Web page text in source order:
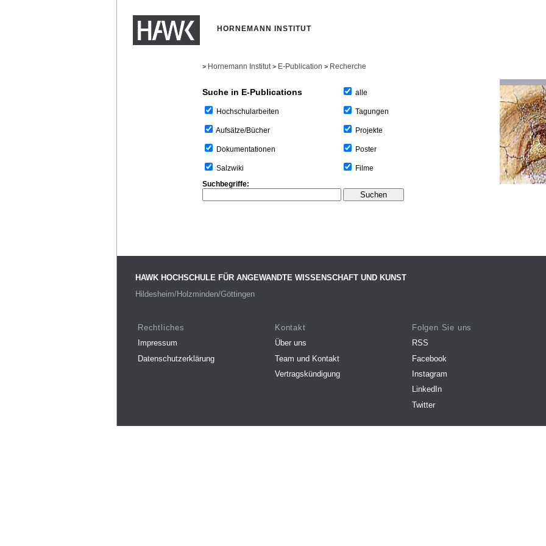
HORNEMANN INSTITUT
> Hornemann Institut > E-Publication > Recherche
Suche in E-Publications
Hochschularbeiten
Aufsätze/Bücher
Dokumentationen
Salzwiki
alle
Tagungen
Projekte
Poster
Filme
Suchbegriffe:
HAWK HOCHSCHULE FÜR ANGEWANDTE WISSENSCHAFT UND KUNST
Hildesheim/Holzminden/Göttingen
Rechtliches
Impressum
Datenschutzerklärung
Kontakt
Über uns
Team und Kontakt
Vertragskündigung
Folgen Sie uns
RSS
Facebook
Instagram
LinkedIn
Twitter